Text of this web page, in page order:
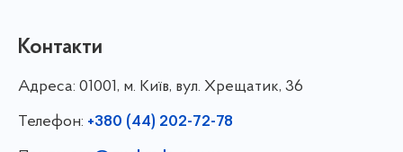
Контакти
Адреса: 01001, м. Київ, вул. Хрещатик, 36
Телефон: +380 (44) 202-72-78